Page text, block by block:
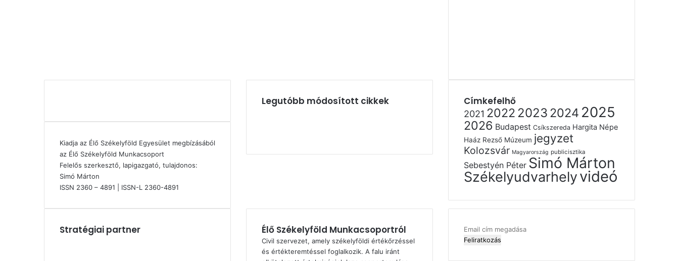
Kiadja az Élő Székelyföld Egyesület megbízásából
az Élő Székelyföld Munkacsoport
Felelős szerkesztő, lapigazgató, tulajdonos:
Simó Márton
ISSN 2360 – 4891 | ISSN-L 2360-4891
Legutóbb módosított cikkek Címkefelhő
2021 2022 2023 2024 2025
2026 Budapest Csíkszereda Hargita Népe
Haáz Rezső Múzeum jegyzet
Kolozsvár Magyarország publicisztika
Sebestyén Péter Simó Márton
Székelyudvarhelyvideó
Stratégiai partner Élő Székelyföld Munkacsoportról
Civil szervezet, amely székelyföldi értékőrzéssel
és értékteremtéssel foglalkozik. A falu iránt
Email
cím